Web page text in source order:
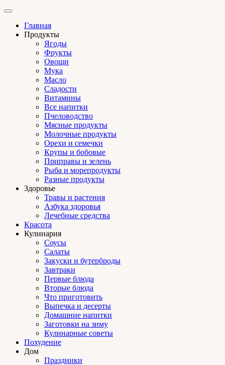
Главная
Продукты
Ягоды
Фрукты
Овощи
Мука
Масло
Сладости
Витамины
Все напитки
Пчеловодство
Мясные продукты
Молочные продукты
Орехи и семечки
Крупы и бобовые
Приправы и зелень
Рыба и морепродукты
Разные продукты
Здоровье
Травы и растения
Азбука здоровья
Лечебные средства
Красота
Кулинария
Соусы
Салаты
Закуски и бутерброды
Завтраки
Первые блюда
Вторые блюда
Что приготовить
Выпечка и десерты
Домашние напитки
Заготовки на зиму
Кулинарные советы
Похудение
Дом
Праздники